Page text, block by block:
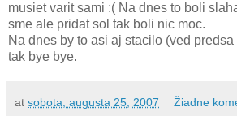
musiet varit sami :( Na dnes to boli
sme ale pridat sol tak boli nic moc.
Na dnes by to asi aj stacilo (ved
tak bye bye.
at sobota, augusta 25, 2007 Žiadne